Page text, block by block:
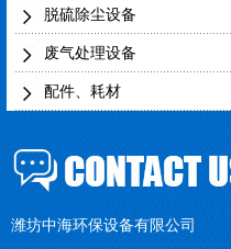
脱硫除尘设备
废气处理设备
配件、耗材
潍坊中海环保设备有限公司